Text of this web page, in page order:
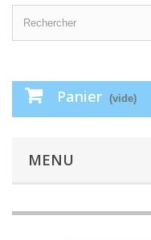
Panier (vide)
MENU